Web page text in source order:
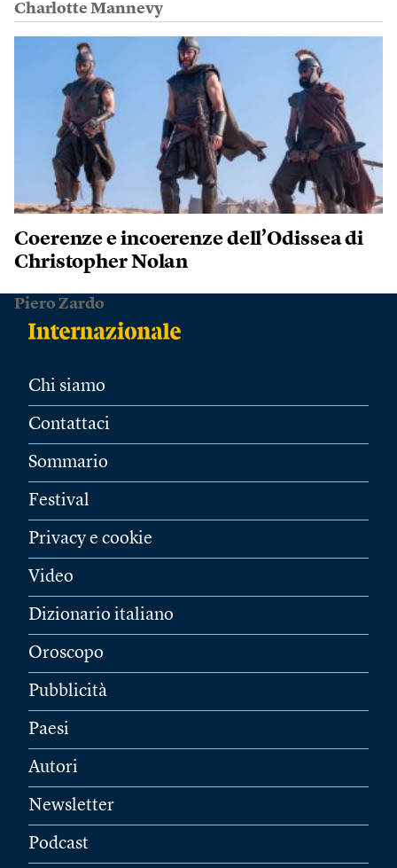
Charlotte Mannevy
Coerenze e incoerenze dell’Odissea di
Christopher Nolan
Piero Zardo
Chi siamo
Contattaci
Sommario
Festival
Privacy e cookie
Video
Dizionario italiano
Oroscopo
Pubblicità
Paesi
Autori
Newsletter
Podcast